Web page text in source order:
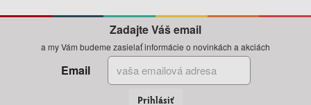
Zadajte Váš email
a my Vám budeme zasielať informácie o novinkách a akciách
Email
Prihlásiť